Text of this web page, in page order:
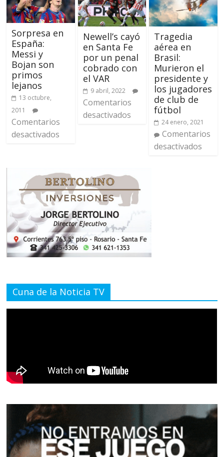
Sorpresa en
España:
Messi y
Bojan son
primos
lejanos
13 octubre,
2011
Comentarios
desactivados
Newell’s cayó
en Santa Fe
por un penal
cobrado con
el VAR
9 abril, 2022
Comentarios
desactivados
Tragedia
aérea en
Brasil:
Murieron el
presidente y
los jugadores
de club de
fútbol
24 enero, 2021
Comentarios
desactivados
Cuna de la Noticia TV